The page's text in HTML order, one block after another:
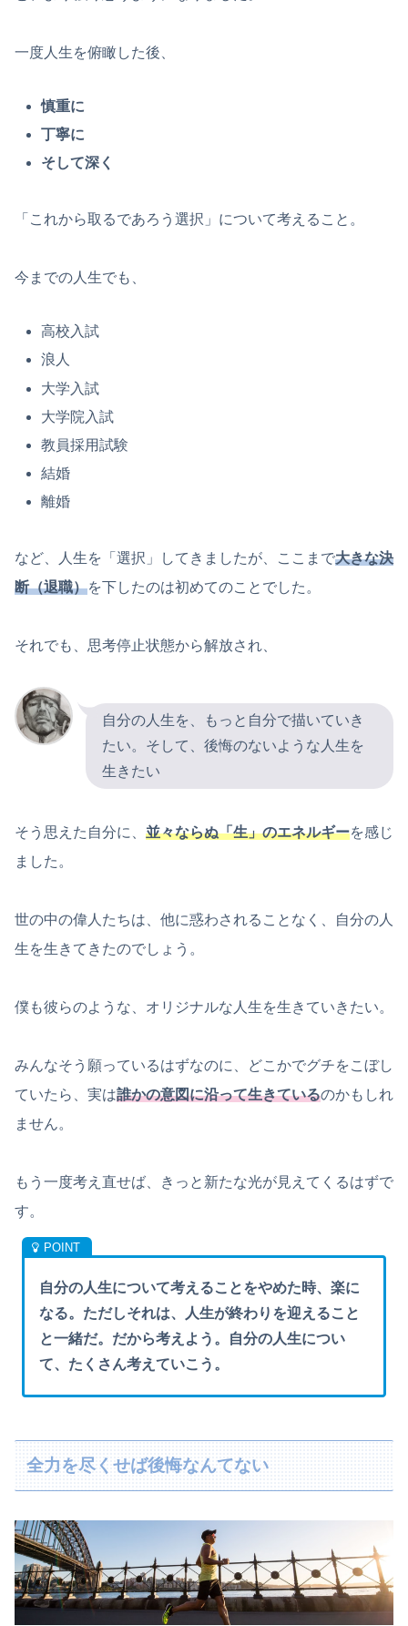
一度人生を俯瞰した後、
慎重に
丁寧に
そして深く
「これから取るであろう選択」について考えること。
今までの人生でも、
高校入試
浪人
大学入試
大学院入試
教員採用試験
結婚
離婚
など、人生を「選択」してきましたが、ここまで大きな決
断（退職）を下したのは初めてのことでした。
それでも、思考停止状態から解放され、
自分の人生を、もっと自分で描いていき
たい。そして、後悔のないような人生を
生きたい
そう思えた自分に、 並々ならぬ「生」のエネルギーを感じ
ました。
世の中の偉人たちは、他に惑わされることなく、自分の人
生を生きてきたのでしょう。
僕も彼らのような、オリジナルな人生を生きていきたい。
みんなそう願っているはずなのに、どこかでグチをこぼし
ていたら、実は誰かの意図に沿って生きているのかもしれ
ません。
もう一度考え直せば、きっと新たな光が見えてくるはずで
す。
自分の人生について考えることをやめた時、楽に
なる。ただしそれは、人生が終わりを迎えること
と一緒だ。だから考えよう。自分の人生につい
て、たくさん考えていこう 。
全力を尽くせば後悔なんてない